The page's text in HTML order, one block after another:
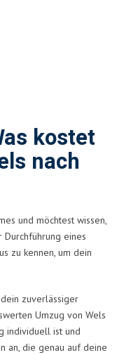
kostet
nach
und möchtest wissen,
Durchführung eines
zu kennen, um dein
zuverlässiger
Umzug von Wels
individuell ist und
an, die genau auf deine